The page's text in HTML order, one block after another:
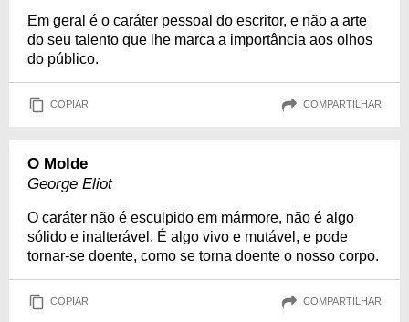
Em geral é o caráter pessoal do escritor, e não a arte
do seu talento que lhe marca a importância aos olhos
do público.
COPIAR COMPARTILHAR
O Molde
George Eliot
O caráter não é esculpido em mármore, não é algo
sólido e inalterável. É algo vivo e mutável, e pode
tornar-se doente, como se torna doente o nosso corpo.
COPIAR COMPARTILHAR